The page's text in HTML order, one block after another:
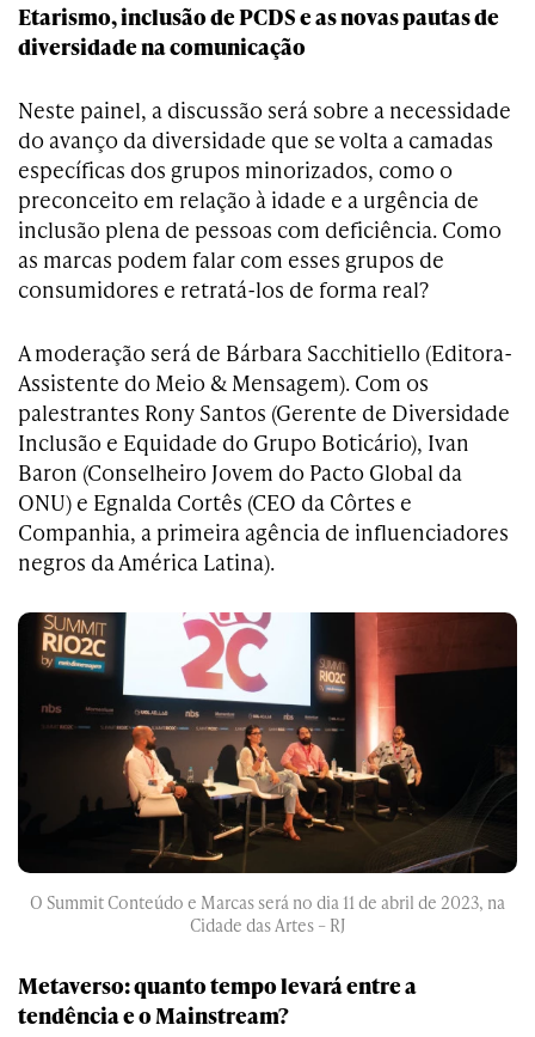
Etarismo, inclusão de PCDS e as novas pautas de
diversidade na comunicação
Neste painel, a discussão será sobre a necessidade
do avanço da diversidade que se volta a camadas
específicas dos grupos minorizados, como o
preconceito em relação à idade e a urgência de
inclusão plena de pessoas com deficiência. Como
as marcas podem falar com esses grupos de
consumidores e retratá-los de forma real?
A moderação será de Bárbara Sacchitiello (Editora-
Assistente do Meio & Mensagem). Com os
palestrantes Rony Santos (Gerente de Diversidade
Inclusão e Equidade do Grupo Boticário), Ivan
Baron (Conselheiro Jovem do Pacto Global da
ONU) e Egnalda Cortês (CEO da Côrtes e
Companhia, a primeira agência de influenciadores
negros da América Latina).
O Summit Conteúdo e Marcas será no dia 11 de abril de 2023, na
Cidade das Artes – RJ
Metaverso: quanto tempo levará entre a
tendência e o Mainstream?